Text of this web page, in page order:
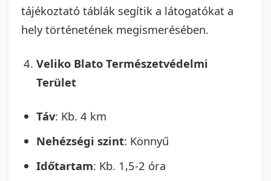
tájékoztató táblák segítik a látogatókat a
hely történetének megismerésében.
Veliko Blato Természetvédelmi
Terület
Táv: Kb. 4 km
Nehézségi szint: Könnyű
Időtartam: Kb. 1,5-2 óra